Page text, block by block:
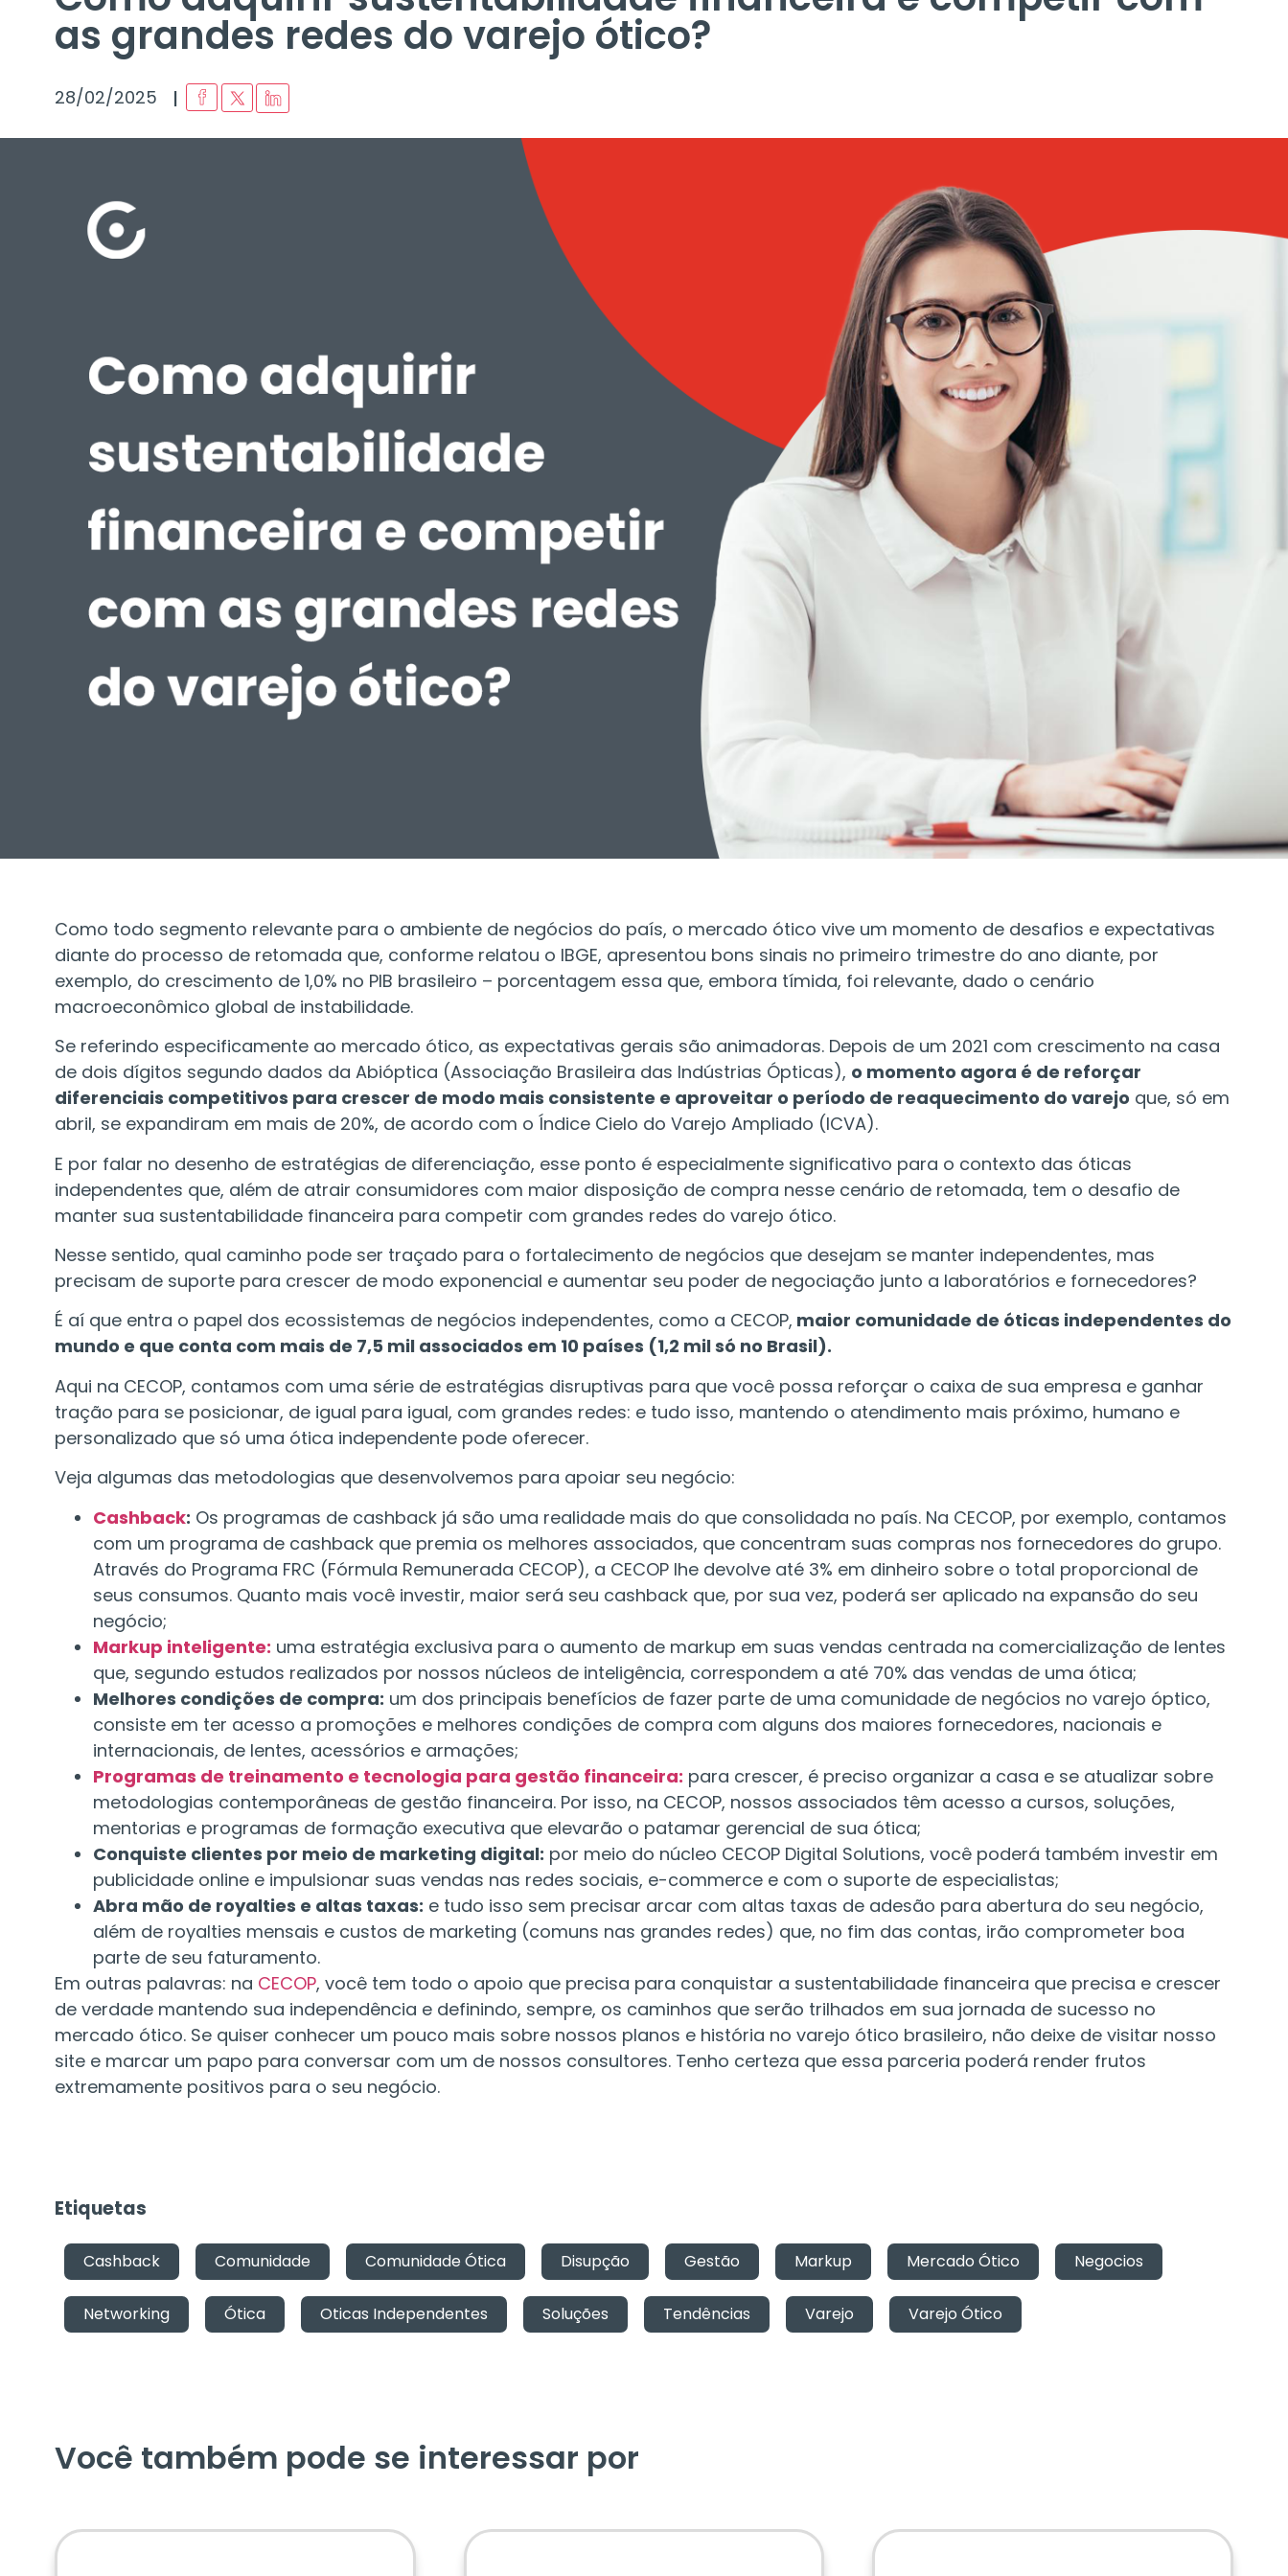
as grandes redes do varejo ótico?
28/02/2025 I
Como todo segmento relevante para o ambiente de negócios do país, o mercado ótico vive um momento de desafios e expectativas
diante do processo de retomada que, conforme relatou o IBGE, apresentou bons sinais no primeiro trimestre do ano diante, por
exemplo, do crescimento de 1,0% no PIB brasileiro – porcentagem essa que, embora tímida, foi relevante, dado o cenário
macroeconômico global de instabilidade.
Se referindo especificamente ao mercado ótico, as expectativas gerais são animadoras. Depois de um 2021 com crescimento na casa
de dois dígitos segundo dados da Abióptica (Associação Brasileira das Indústrias Ópticas), o momento agora é de reforçar
diferenciais competitivos para crescer de modo mais consistente e aproveitar o período de reaquecimento do varejo que, só em
abril, se expandiram em mais de 20%, de acordo com o Índice Cielo do Varejo Ampliado (ICVA).
E por falar no desenho de estratégias de diferenciação, esse ponto é especialmente significativo para o contexto das óticas
independentes que, além de atrair consumidores com maior disposição de compra nesse cenário de retomada, tem o desafio de
manter sua sustentabilidade financeira para competir com grandes redes do varejo ótico.
Nesse sentido, qual caminho pode ser traçado para o fortalecimento de negócios que desejam se manter independentes, mas
precisam de suporte para crescer de modo exponencial e aumentar seu poder de negociação junto a laboratórios e fornecedores?
É aí que entra o papel dos ecossistemas de negócios independentes, como a CECOP, maior comunidade de óticas independentes do
mundo e que conta com mais de 7,5 mil associados em 10 países (1,2 mil só no Brasil).
Aqui na CECOP, contamos com uma série de estratégias disruptivas para que você possa reforçar o caixa de sua empresa e ganhar
tração para se posicionar, de igual para igual, com grandes redes: e tudo isso, mantendo o atendimento mais próximo, humano e
personalizado que só uma ótica independente pode oferecer.
Veja algumas das metodologias que desenvolvemos para apoiar seu negócio:
Cashback: Os programas de cashback já são uma realidade mais do que consolidada no país. Na CECOP, por exemplo, contamos
com um programa de cashback que premia os melhores associados, que concentram suas compras nos fornecedores do grupo.
Através do Programa FRC (Fórmula Remunerada CECOP), a CECOP lhe devolve até 3% em dinheiro sobre o total proporcional de
seus consumos. Quanto mais você investir, maior será seu cashback que, por sua vez, poderá ser aplicado na expansão do seu
negócio;
Markup inteligente: uma estratégia exclusiva para o aumento de markup em suas vendas centrada na comercialização de lentes
que, segundo estudos realizados por nossos núcleos de inteligência, correspondem a até 70% das vendas de uma ótica;
Melhores condições de compra: um dos principais benefícios de fazer parte de uma comunidade de negócios no varejo óptico,
consiste em ter acesso a promoções e melhores condições de compra com alguns dos maiores fornecedores, nacionais e
internacionais, de lentes, acessórios e armações;
Programas de treinamento e tecnologia para gestão financeira: para crescer, é preciso organizar a casa e se atualizar sobre
metodologias contemporâneas de gestão financeira. Por isso, na CECOP, nossos associados têm acesso a cursos, soluções,
mentorias e programas de formação executiva que elevarão o patamar gerencial de sua ótica;
Conquiste clientes por meio de marketing digital: por meio do núcleo CECOP Digital Solutions, você poderá também investir em
publicidade online e impulsionar suas vendas nas redes sociais, e-commerce e com o suporte de especialistas;
Abra mão de royalties e altas taxas: e tudo isso sem precisar arcar com altas taxas de adesão para abertura do seu negócio,
além de royalties mensais e custos de marketing (comuns nas grandes redes) que, no fim das contas, irão comprometer boa
parte de seu faturamento.
Em outras palavras: na CECOP, você tem todo o apoio que precisa para conquistar a sustentabilidade financeira que precisa e crescer
de verdade mantendo sua independência e definindo, sempre, os caminhos que serão trilhados em sua jornada de sucesso no
mercado ótico. Se quiser conhecer um pouco mais sobre nossos planos e história no varejo ótico brasileiro, não deixe de visitar nosso
site e marcar um papo para conversar com um de nossos consultores. Tenho certeza que essa parceria poderá render frutos
extremamente positivos para o seu negócio.
Etiquetas
Cashback Comunidade Comunidade Ótica Disupção Gestão Markup Mercado Ótico Negocios
Networking Ótica Oticas Independentes Soluções Tendências Varejo Varejo Ótico
Você também pode se interessar por